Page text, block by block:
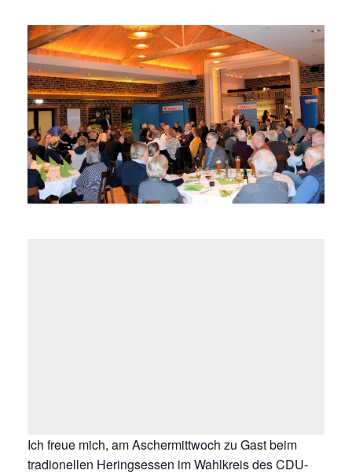
Ich freue mich, am Aschermittwoch zu Gast beim
tradionellen Heringsessen im Wahlkreis des CDU-